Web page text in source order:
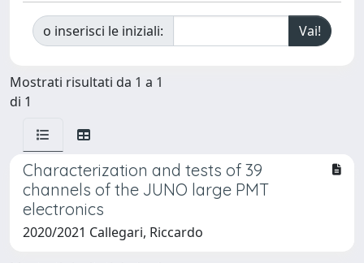
o inserisci le iniziali:
Mostrati risultati da 1 a 1
di 1
Characterization and tests of 39
channels of the JUNO large PMT
electronics
2020/2021 Callegari, Riccardo